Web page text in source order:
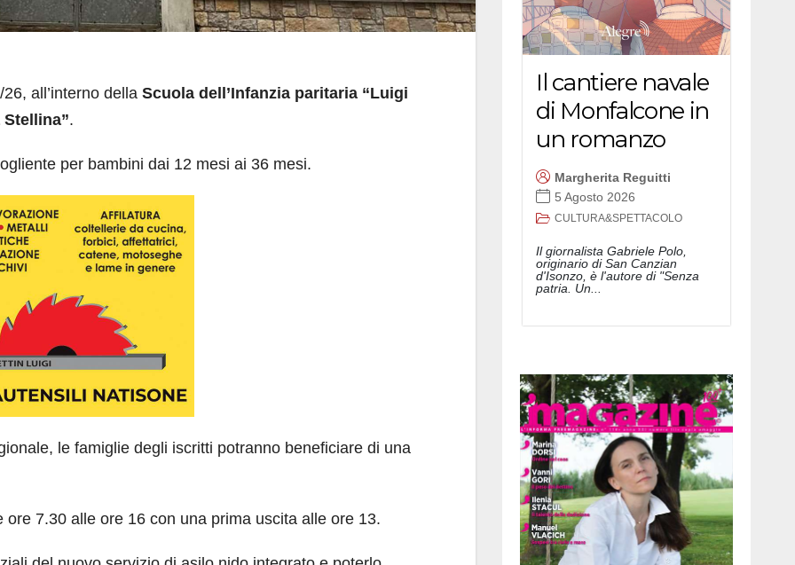
all’interno della Scuola dell’Infanzia paritaria “Luigi
.
per bambini dai 12 mesi ai 36 mesi.
le famiglie degli iscritti potranno beneficiare di una
7.30 alle ore 16 con una prima uscita alle ore 13.
Il cantiere navale
di Monfalcone in
un romanzo
Margherita Reguitti
5 Agosto 2026
CULTURA&SPETTACOLO
Il giornalista Gabriele Polo,
originario di San Canzian
d'Isonzo, è l'autore di "Senza
patria. Un...